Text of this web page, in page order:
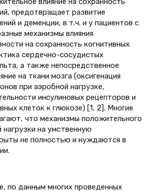
предотвращает развитие
и деменции, в т.ч. и у пациентов с
механизмы влияния
на сохранность когнитивных
сердечно-сосудистых
а также непосредственное
на ткани мозга (оксигенация
при аэробной нагрузке,
инсулиновых рецепторов и
клеток к глюкозе) [1, 2]. Многие
что механизмы положительного
нагрузки на умственную
не полностью и нуждаются в
по данным многих проведенных